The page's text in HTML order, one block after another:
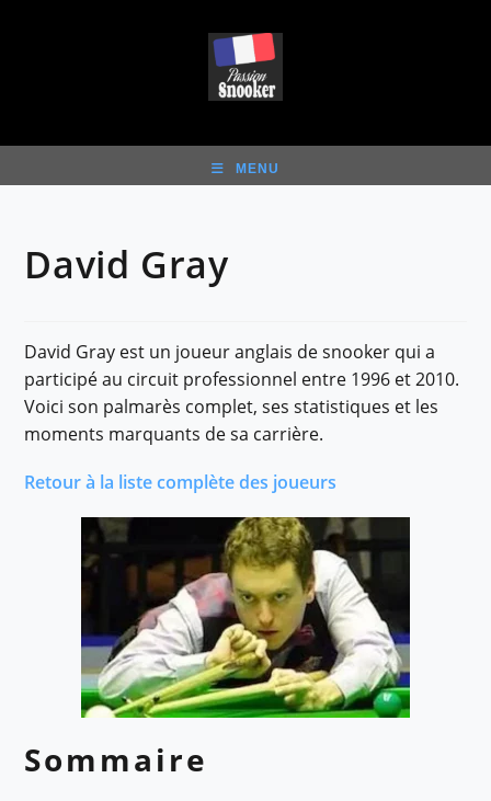
MENU
David Gray
David Gray est un joueur anglais de snooker qui a
participé au circuit professionnel entre 1996 et 2010.
Voici son palmarès complet, ses statistiques et les
moments marquants de sa carrière.
Retour à la liste complète des joueurs
Sommaire